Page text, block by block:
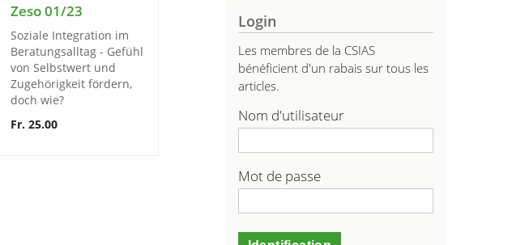
Zeso 01/23
Soziale Integration im
Beratungsalltag - Gefühl
von Selbstwert und
Zugehörigkeit fördern,
doch wie?
Fr. 25.00
Login
Les membres de la CSIAS
bénéficient d'un rabais sur tous les
articles.
Nom d'utilisateur
Mot de passe